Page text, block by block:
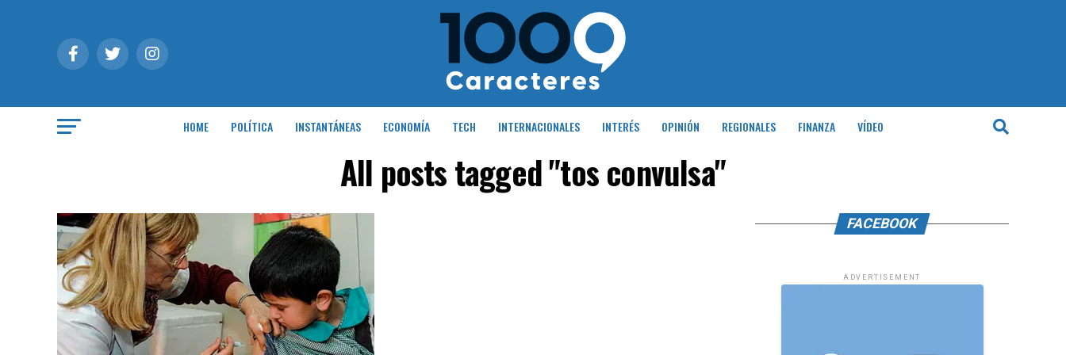
HOME POLÍTICA INSTANTÁNEAS ECONOMÍA TECH INTERNACIONALES INTERÉS OPINIÓN REGIONALES FINANZA VÍDEO
All posts tagged "tos convulsa"
FACEBOOK
ADVERTISEMENT